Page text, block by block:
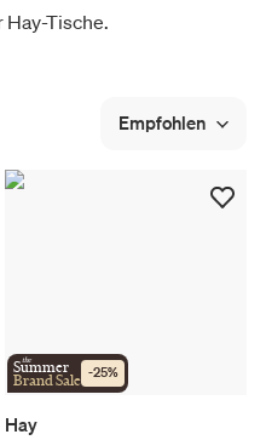
Tische.
Empfohlen
the
Summer
Brand Sale -25%
Hay